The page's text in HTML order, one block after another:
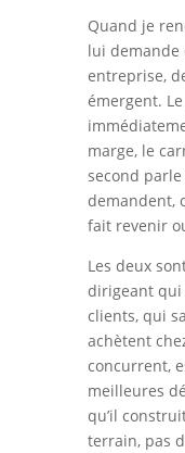
Quand je
lui demande
entreprise,
émergent.
marge, le
second parle
demandent,
fait revenir
Les deux
dirigeant qui
clients, qui
achètent
concurrent,
meilleures
qu’il
terrain, pas